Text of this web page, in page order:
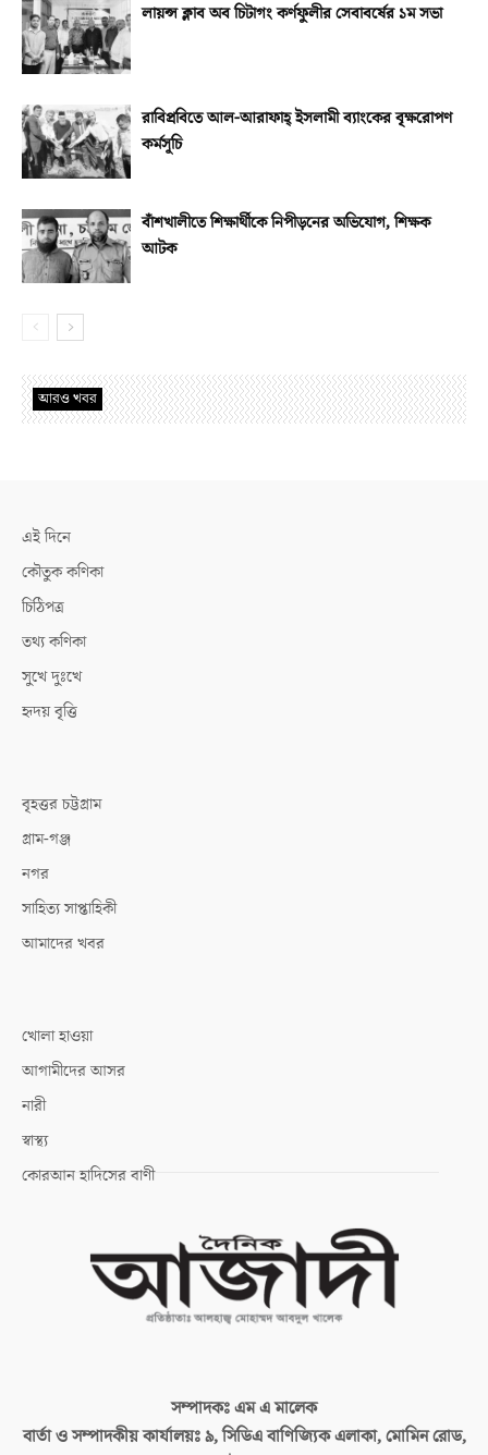
লায়ন্স ক্লাব অব চিটাগং কর্ণফুলীর সেবাবর্ষের ১ম সভা
রাবিপ্রবিতে আল-আরাফাহ্‌ ইসলামী ব্যাংকের বৃক্ষরোপণ
কর্মসূচি
বাঁশখালীতে শিক্ষার্থীকে নিপীড়নের অভিযোগ, শিক্ষক
আটক
আরও খবর
এই দিনে
কৌতুক কণিকা
চিঠিপত্র
তথ্য কণিকা
সুখে দুঃখে
হৃদয় বৃত্তি
বৃহত্তর চট্টগ্রাম
গ্রাম-গঞ্জ
নগর
সাহিত্য সাপ্তাহিকী
আমাদের খবর
খোলা হাওয়া
আগামীদের আসর
নারী
স্বাস্থ্য
কোরআন হাদিসের বাণী
সম্পাদকঃএম এ মালেক
বার্তা ও সম্পাদকীয় কার্যালয়ঃ৯, সিডিএ বাণিজ্যিক এলাকা, মোমিন রোড,